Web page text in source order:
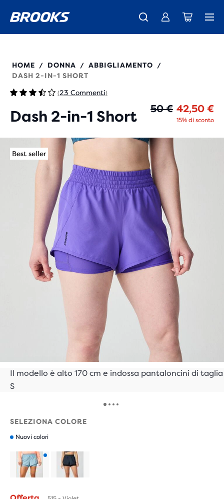
La nuovissima Ghost Amp è arrivata - Acquista Donna Uomo
Ti presentiamo la nuova collezione Cascadia - Acquista ora
Spedizione gratuita per gli ordini superiori a € 100
221754
HOME / DONNA / ABBIGLIAMENTO
/
DASH 2-IN-1 SHORT
(23 Commenti)
Dash 2-in-1 Short 50 € 42,50 €
15% di sconto
Best seller
Il modello è alto 170 cm e indossa pantaloncini di taglia
S
SELEZIONA COLORE
Nuovi colori
Prodotti